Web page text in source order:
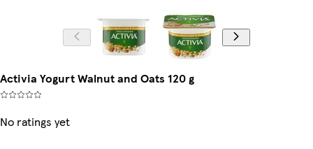
Activia Yogurt Walnut and Oats 120 g
No ratings yet